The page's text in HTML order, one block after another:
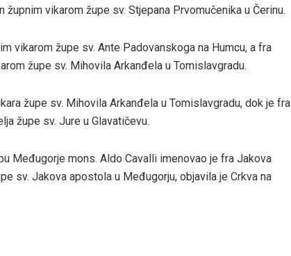
vikarom župe sv. Stjepana Prvomučenika u Čerinu.
vikarom župe sv. Ante Padovanskoga na Humcu, a fra
župe sv. Mihovila Arkanđela u Tomislavgradu.
župe sv. Mihovila Arkanđela u Tomislavgradu, dok je fra
župe sv. Jure u Glavatičevu.
Međugorje mons. Aldo Cavalli imenovao je fra Jakova
sv. Jakova apostola u Međugorju, objavila je Crkva na